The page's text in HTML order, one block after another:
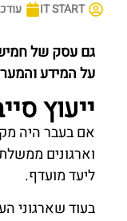
IT START
גם עסק של
על המידע
ייעוץ
אם בעבר היה
וארגונים
ליעד מועדף.
בעוד שארגוני